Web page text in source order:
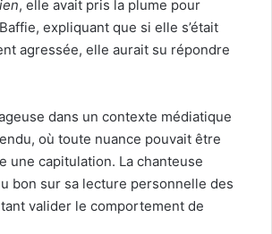
, elle avait pris la plume pour
expliquant que si elle s’était
agressée, elle aurait su répondre
dans un contexte médiatique
où toute nuance pouvait être
une capitulation. La chanteuse
bon sur sa lecture personnelle des
valider le comportement de